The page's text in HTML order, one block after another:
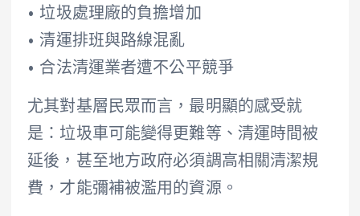
• 垃圾處理廠的負擔增加
• 清運排班與路線混亂
• 合法清運業者遭不公平競爭
尤其對基層民眾而言，最明顯的感受就
是：垃圾車可能變得更難等、清運時間被
延後，甚至地方政府必須調高相關清潔規
費，才能彌補被濫用的資源。